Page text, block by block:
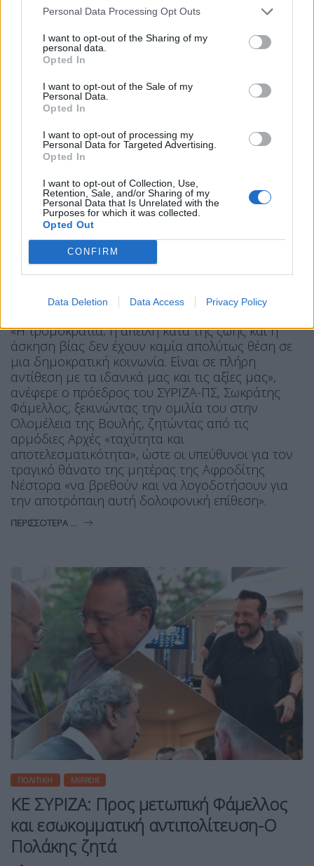
Personal Data Processing Opt Outs
I want to opt-out of the Sharing of my
personal data.
Opted In
I want to opt-out of the Sale of my
Personal Data.
Opted In
I want to opt-out of processing my
Personal Data for Targeted Advertising.
Opted In
I want to opt-out of Collection, Use,
Retention, Sale, and/or Sharing of my
Personal Data that Is Unrelated with the
Purposes for which it was collected.
Opted Out
CONFIRM
Data Deletion Data Access Privacy Policy
ΠΟΛΙΤΙΚΉ
καρτέλ-Εφαρμόζετε πολιτικές
εργασιακής ζούγκλας”
2 Ιουλίου, 2026
«Η τρομοκρατία, η απειλή κατά της ζωής και η
άσκηση βίας δεν έχουν καμία απολύτως θέση σε
μια δημοκρατική κοινωνία. Είναι σε πλήρη
αντίθεση με τα ιδανικά μας και τις αξίες μας»,
ανέφερε ο πρόεδρος του ΣΥΡΙΖΑ-ΠΣ, Σωκράτης
Φάμελλος, ξεκινώντας την ομιλία του στην
Ολομέλεια της Βουλής, ζητώντας από τις
αρμόδιες Αρχές «ταχύτητα και
αποτελεσματικότητα», ώστε οι υπεύθυνοι για τον
τραγικό θάνατο της μητέρας της Αφροδίτης
Νέστορα «να βρεθούν και να λογοδοτήσουν για
την αποτρόπαιη αυτή δολοφονική επίθεση».
ΠΕΡΙΣΣΌΤΕΡΑ ...
ΠΟΛΙΤΙΚΉ MIRROR
ΚΕ ΣΥΡΙΖΑ: Προς μετωπική Φάμελλος
και εσωκομματική αντιπολίτευση-Ο
Πολάκης ζητά